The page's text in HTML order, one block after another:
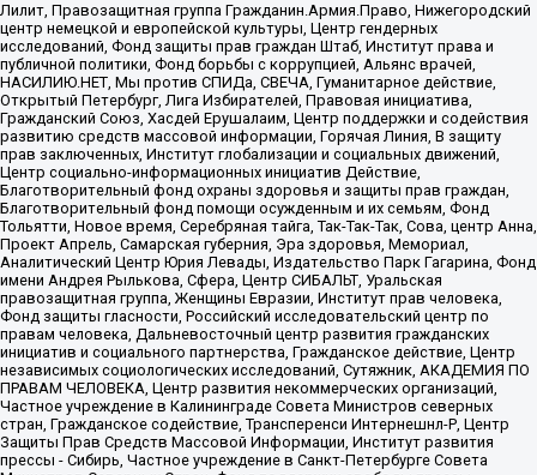
Лилит, Правозащитная группа Гражданин.Армия.Право, Нижегородский
центр немецкой и европейской культуры, Центр гендерных
исследований, Фонд защиты прав граждан Штаб, Институт права и
публичной политики, Фонд борьбы с коррупцией, Альянс врачей,
НАСИЛИЮ.НЕТ, Мы против СПИДа, СВЕЧА, Гуманитарное действие,
Открытый Петербург, Лига Избирателей, Правовая инициатива,
Гражданский Союз, Хасдей Ерушалаим, Центр поддержки и содействия
развитию средств массовой информации, Горячая Линия, В защиту
прав заключенных, Институт глобализации и социальных движений,
Центр социально-информационных инициатив Действие,
Благотворительный фонд охраны здоровья и защиты прав граждан,
Благотворительный фонд помощи осужденным и их семьям, Фонд
Тольятти, Новое время, Серебряная тайга, Так-Так-Так, Сова, центр Анна,
Проект Апрель, Самарская губерния, Эра здоровья, Мемориал,
Аналитический Центр Юрия Левады, Издательство Парк Гагарина, Фонд
имени Андрея Рылькова, Сфера, Центр СИБАЛЬТ, Уральская
правозащитная группа, Женщины Евразии, Институт прав человека,
Фонд защиты гласности, Российский исследовательский центр по
правам человека, Дальневосточный центр развития гражданских
инициатив и социального партнерства, Гражданское действие, Центр
независимых социологических исследований, Сутяжник, АКАДЕМИЯ ПО
ПРАВАМ ЧЕЛОВЕКА, Центр развития некоммерческих организаций,
Частное учреждение в Калининграде Совета Министров северных
стран, Гражданское содействие, Трансперенси Интернешнл-Р, Центр
Защиты Прав Средств Массовой Информации, Институт развития
прессы - Сибирь, Частное учреждение в Санкт-Петербурге Совета